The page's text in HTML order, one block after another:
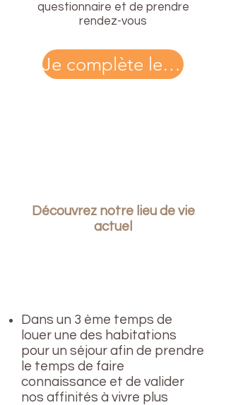
questionnaire et de prendre
rendez-vous
Je complète le formulaire
Découvrez notre lieu de vie
actuel
Dans un 3 ème temps de
louer une des habitations
pour un séjour afin de prendre
le temps de faire
connaissance et de valider
nos affinités à vivre plus